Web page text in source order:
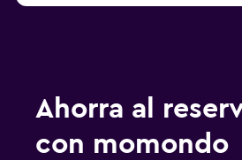
Ahorra al
con momondo